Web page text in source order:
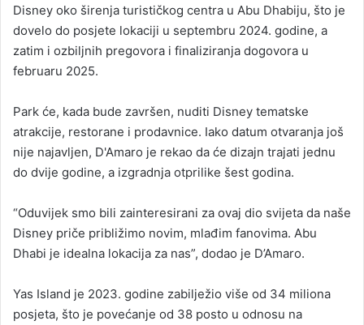
Disney oko širenja turističkog centra u Abu Dhabiju, što je
dovelo do posjete lokaciji u septembru 2024. godine, a
zatim i ozbiljnih pregovora i finaliziranja dogovora u
februaru 2025.
Park će, kada bude završen, nuditi Disney tematske
atrakcije, restorane i prodavnice. Iako datum otvaranja još
nije najavljen, D'Amaro je rekao da će dizajn trajati jednu
do dvije godine, a izgradnja otprilike šest godina.
“Oduvijek smo bili zainteresirani za ovaj dio svijeta da naše
Disney priče približimo novim, mlađim fanovima. Abu
Dhabi je idealna lokacija za nas”, dodao je D’Amaro.
Yas Island je 2023. godine zabilježio više od 34 miliona
posjeta, što je povećanje od 38 posto u odnosu na